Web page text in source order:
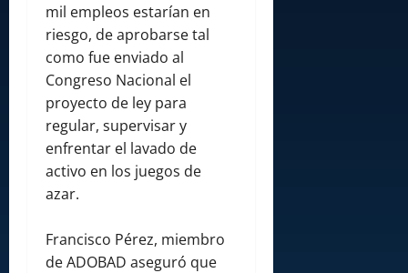
mil empleos estarían en
riesgo, de aprobarse tal
como fue enviado al
Congreso Nacional el
proyecto de ley para
regular, supervisar y
enfrentar el lavado de
activo en los juegos de
azar.
Francisco Pérez, miembro
de ADOBAD aseguró que